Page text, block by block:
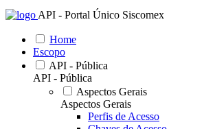
API - Portal Único Siscomex
Home
Escopo
API - Pública
API - Pública
Aspectos Gerais
Aspectos Gerais
Perfis de Acesso